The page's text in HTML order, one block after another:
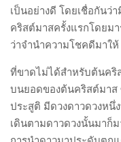
เป็นอย่างดี โดยเชื่อกันว่
คริสต์มาสครั้งแรกโดยม
ว่าจำนำความโชคดีมาให้
ที่ขาดไม่ได้สำหรับต้นคริ
บนยอดของต้นคริสต์มาส
ประสูติ มีดวงดาวดวงหนึ่
เดินตามดาวดวงนั้นมาก็